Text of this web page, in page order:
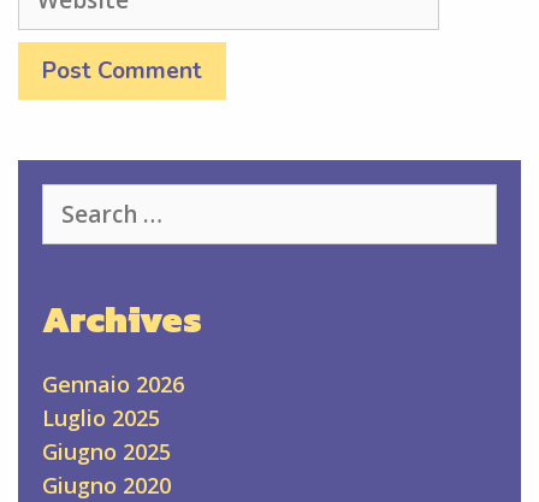
for:
Archives
Gennaio 2026
Luglio 2025
Giugno 2025
Giugno 2020